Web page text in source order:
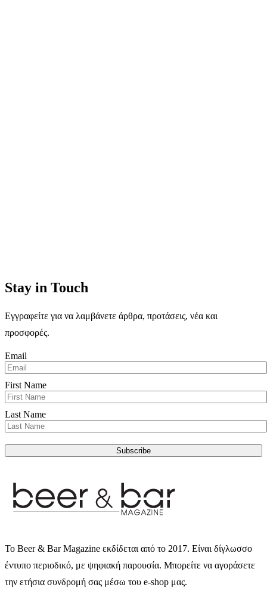
Stay in Touch
Εγγραφείτε για να λαμβάνετε άρθρα, προτάσεις, νέα και
προσφορές.
Email
First Name
Last Name
Subscribe
Το Beer & Bar Magazine εκδίδεται από το 2017. Είναι δίγλωσσο
έντυπο περιοδικό, με ψηφιακή παρουσία. Μπορείτε να αγοράσετε
την ετήσια συνδρομή σας μέσω του e-shop μας.